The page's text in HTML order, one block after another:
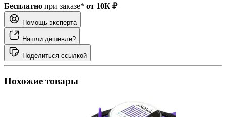
Бесплатно при заказе* от 10К ₽
Помощь эксперта
Нашли дешевле?
Поделиться ссылкой
Похожие товары